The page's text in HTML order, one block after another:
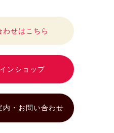
わせはこちら
ンショップ
内・お問い合わせ